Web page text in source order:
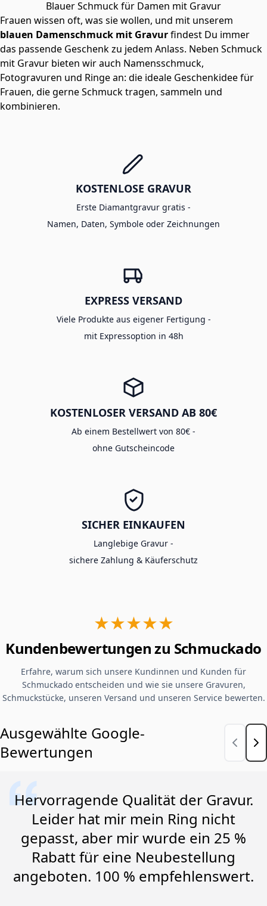
Blauer Schmuck für Damen mit Gravur
Frauen wissen oft, was sie wollen, und mit unserem
blauen Damenschmuck mit Gravurfindest Du immer
das passende Geschenk zu jedem Anlass. Neben Schmuck
mit Gravur bieten wir auch Namensschmuck,
Fotogravuren und Ringe an: die ideale Geschenkidee für
Frauen, die gerne Schmuck tragen, sammeln und
kombinieren.
KOSTENLOSE GRAVUR
Erste Diamantgravur gratis -
Namen, Daten, Symbole oder Zeichnungen
EXPRESS VERSAND
Viele Produkte aus eigener Fertigung -
mit Expressoption in 48h
KOSTENLOSER VERSAND AB 80€
Ab einem Bestellwert von 80€ -
ohne Gutscheincode
SICHER EINKAUFEN
Langlebige Gravur -
sichere Zahlung & Käuferschutz
★★★★★
Kundenbewertungen zu Schmuckado
Erfahre, warum sich unsere Kundinnen und Kunden für
Schmuckado entscheiden und wie sie unsere Gravuren,
Schmuckstücke, unseren Versand und unseren Service bewerten.
Ausgewählte Google-
Bewertungen
Hervorragende Qualität der Gravur.
Leider hat mir mein Ring nicht
gepasst, aber mir wurde ein 25 %
Rabatt für eine Neubestellung
angeboten. 100 % empfehlenswert.